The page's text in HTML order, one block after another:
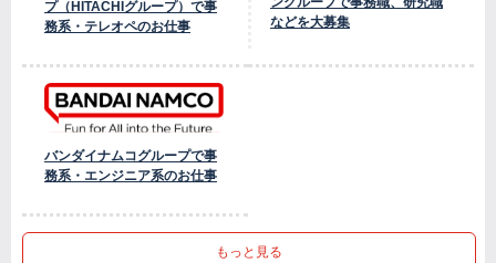
プ（HITACHIグループ）で事
務系・テレオペのお仕事
などを大募集
バンダイナムコグループで事
務系・エンジニア系のお仕事
もっと見る